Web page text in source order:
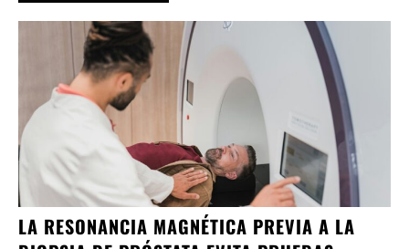
LA RESONANCIA MAGNÉTICA PREVIA A LA